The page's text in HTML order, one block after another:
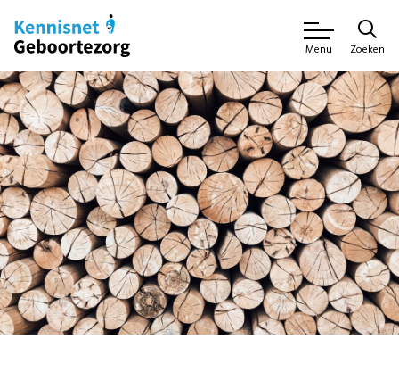
Menu Zoeken